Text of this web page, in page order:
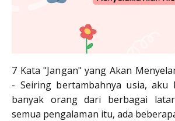
7 Kata "Jangan" yang Akan
- Seiring bertambahnya usia, aku
banyak orang dari berbagai
semua pengalaman itu, ada